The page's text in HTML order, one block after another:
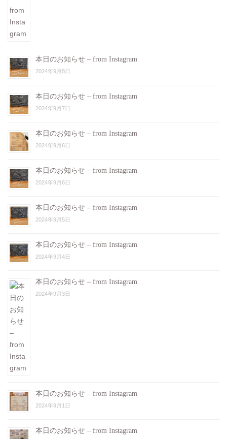
本日のお知らせ – from Instagram
2024年9月8日
本日のお知らせ – from Instagram
2024年9月7日
本日のお知らせ – from Instagram
2024年9月6日
本日のお知らせ – from Instagram
2024年9月6日
本日のお知らせ – from Instagram
2024年9月5日
本日のお知らせ – from Instagram
2024年9月4日
本日のお知らせ – from Instagram
2024年9月3日
本日のお知らせ – from Instagram
2024年9月1日
本日のお知らせ – from Instagram